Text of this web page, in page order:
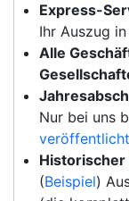
Express-
Ihr Auszug
Alle
Nur bei uns
Historischer
(Beispiel)